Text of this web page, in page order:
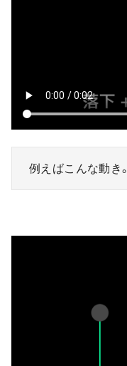
例えばこんな動き。